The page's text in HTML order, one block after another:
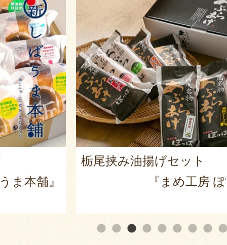
ま本舗』
栃尾挟み油揚げセット
『まめ工房